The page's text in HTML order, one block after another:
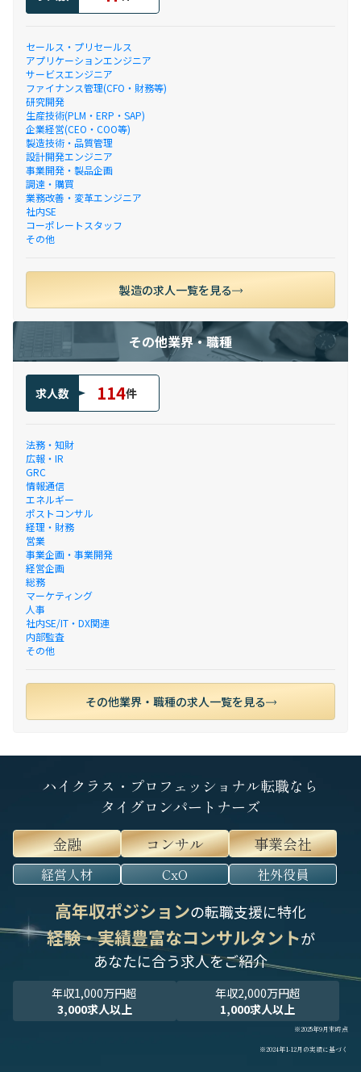
セールス・プリセールス
アプリケーションエンジニア
サービスエンジニア
ファイナンス管理(CFO・財務等)
研究開発
生産技術(PLM・ERP・SAP)
企業経営(CEO・COO等)
製造技術・品質管理
設計開発エンジニア
事業開発・製品企画
調達・購買
業務改善・変革エンジニア
社内SE
コーポレートスタッフ
その他
製造の求人一覧を見る
その他業界・職種
求人数 114件
法務・知財
広報・IR
GRC
情報通信
エネルギー
ポストコンサル
経理・財務
営業
事業企画・事業開発
経営企画
総務
マーケティング
人事
社内SE/IT・DX関連
内部監査
その他
その他業界・職種の求人一覧を見る
ハイクラス・プロフェッショナル転職なら
タイグロンパートナーズ
金融
コンサル 事業会社
経営人材 CxO 社外役員
高年収ポジションの転職支援に特化
経験・実績豊富なコンサルタントが
あなたに合う求人をご紹介
年収1,000万円超
3,000求人以上
年収2,000万円超
1,000求人以上
※2025年9月末時点
※2024年1-12月の実績に基づく